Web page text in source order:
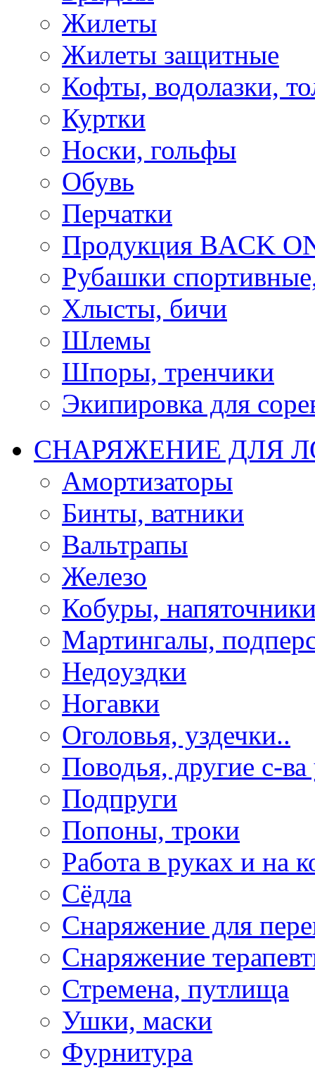
Жилеты
Жилеты защитные
Кофты, водолазки,
Куртки
Носки, гольфы
Обувь
Перчатки
Продукция BACK
Рубашки
Хлысты, бичи
Шлемы
Шпоры, тренчики
Экипировка для
СНАРЯЖЕНИЕ ДЛЯ
Амортизаторы
Бинты, ватники
Вальтрапы
Железо
Кобуры,
Мартингалы,
Недоуздки
Ногавки
Оголовья, уздечки..
Поводья, другие с-
Подпруги
Попоны, троки
Работа в руках и на
Сёдла
Снаряжение для
Снаряжение
Стремена, путлища
Ушки, маски
Фурнитура